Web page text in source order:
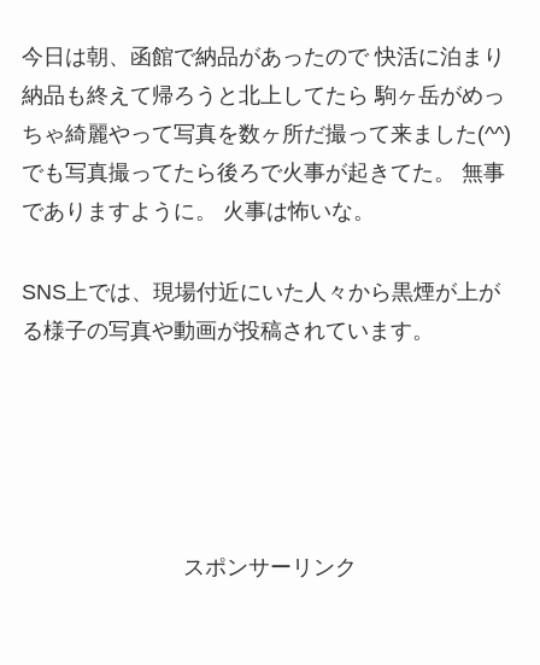
今日は朝、函館で納品があったので 快活に泊まり
納品も終えて帰ろうと北上してたら 駒ヶ岳がめっ
ちゃ綺麗やって写真を数ヶ所だ撮って来ました(^^)
でも写真撮ってたら後ろで火事が起きてた。 無事
でありますように。 火事は怖いな。
SNS上では、現場付近にいた人々から黒煙が上が
る様子の写真や動画が投稿されています。
スポンサーリンク